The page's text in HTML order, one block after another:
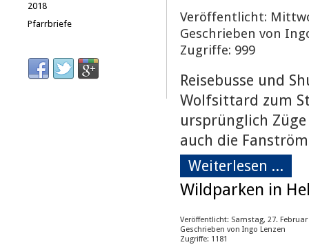
2018
Pfarrbriefe
Veröffentlicht:
Geschrieben von
Zugriffe: 999
Reisebusse und
Wolfsittard zum
ursprünglich
auch die
Weiterlesen ...
Wildparken in
Veröffentlicht: Samstag, 27. Februar
Geschrieben von Ingo Lenzen
Zugriffe: 1181